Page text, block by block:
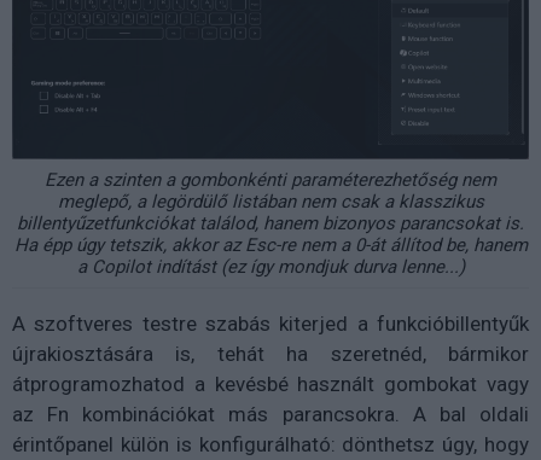
Ezen a szinten a gombonkénti paraméterezhetőség nem
meglepő, a legördülő listában nem csak a klasszikus
billentyűzetfunkciókat találod, hanem bizonyos parancsokat is.
Ha épp úgy tetszik, akkor az Esc-re nem a 0-át állítod be, hanem
a Copilot indítást (ez így mondjuk durva lenne...)
A szoftveres testre szabás kiterjed a funkcióbillentyűk
újrakiosztására is, tehát ha szeretnéd, bármikor
átprogramozhatod a kevésbé használt gombokat vagy
az Fn kombinációkat más parancsokra. A bal oldali
érintőpanel külön is konfigurálható: dönthetsz úgy, hogy